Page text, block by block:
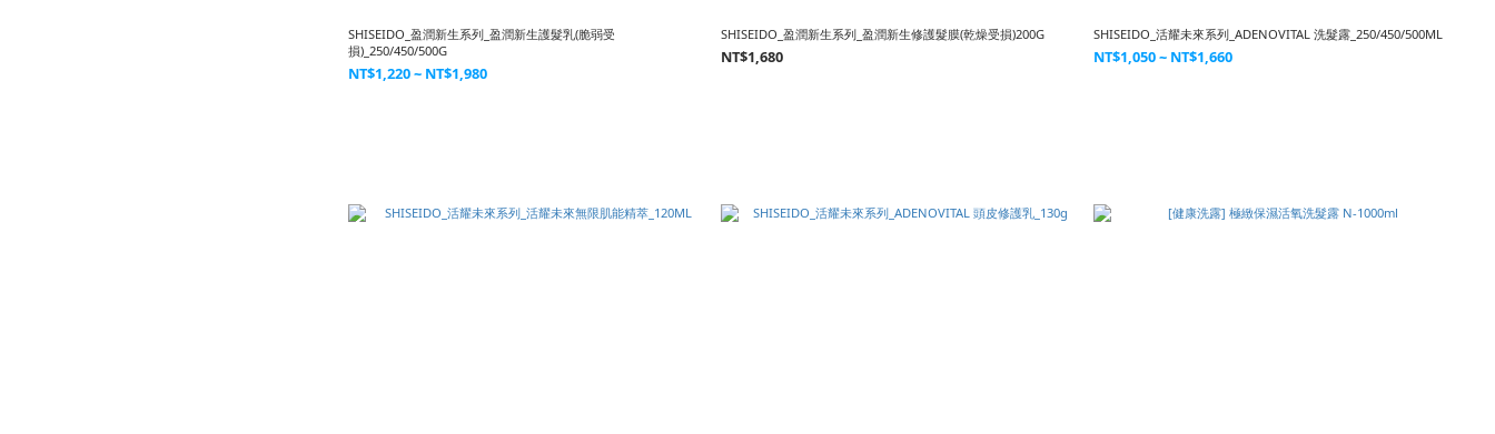
SHISEIDO_盈潤新生系列_盈潤新生護髮乳(脆弱受
損)_250/450/500G
NT$1,220 ~ NT$1,980
SHISEIDO_盈潤新生系列_盈潤新生修護髮膜(乾燥受損)200G
NT$1,680
SHISEIDO_活耀未來系列_ADENOVITAL 洗髮露_250/450/500ML
NT$1,050 ~ NT$1,660